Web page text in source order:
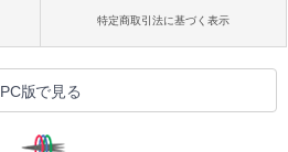
特定商取引法に基づく表示
PC版で見る